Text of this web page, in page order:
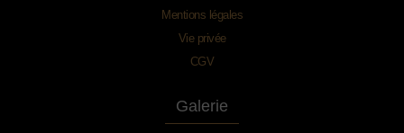
Mentions légales
Vie privée
CGV
Galerie